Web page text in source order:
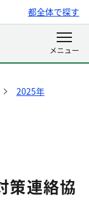
都全体で探す
2025年
策連絡協